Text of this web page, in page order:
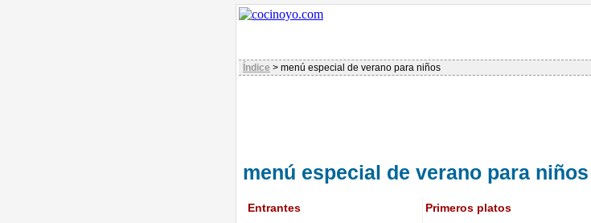
Índice > menú especial de verano para niños
menú especial de verano para niños
Entrantes Primeros platos